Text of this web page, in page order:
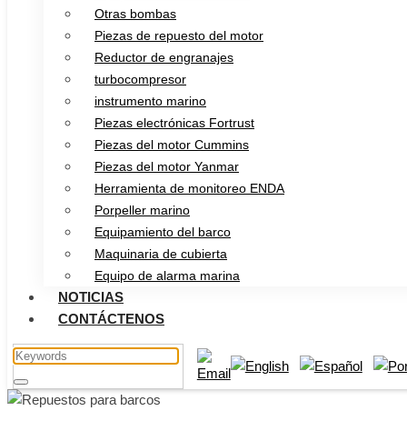
Otras bombas
Piezas de repuesto del motor
Reductor de engranajes
turbocompresor
instrumento marino
Piezas electrónicas Fortrust
Piezas del motor Cummins
Piezas del motor Yanmar
Herramienta de monitoreo ENDA
Porpeller marino
Equipamiento del barco
Maquinaria de cubierta
Equipo de alarma marina
NOTICIAS
CONTÁCTENOS